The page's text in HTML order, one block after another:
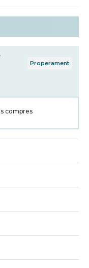
Properament
compres